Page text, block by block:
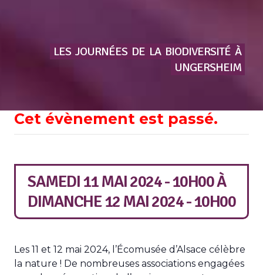
LES JOURNÉES DE LA BIODIVERSITÉ À
UNGERSHEIM
Cet évènement est passé.
SAMEDI 11 MAI 2024 - 10H00À
DIMANCHE 12 MAI 2024 - 10H00
Les 11 et 12 mai 2024, l’Écomusée d’Alsace célèbre
la nature ! De nombreuses associations engagées